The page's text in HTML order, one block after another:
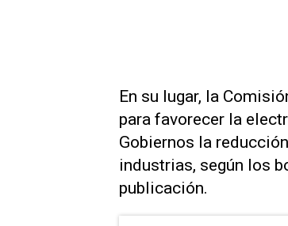
En su ⁠lugar, la
para favorecer ‌la
Gobiernos la
industrias, según los
publicación.